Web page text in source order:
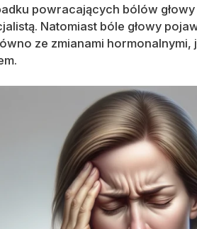
powracających bólów
Natomiast bóle głowy
ze zmianami hormonalnymi,